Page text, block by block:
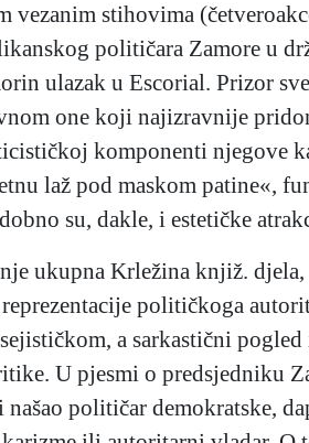
stihovima
političara Zamore u
ulazak u Escorial. Prizor
one koji najizravnije
komponenti njegove
laž pod maskom patine«,
su, dakle, i estetičke
ukupna Krležina knjiž.
političkoga
a sarkastični pogled
U pjesmi o predsjedniku
političar demokratske,